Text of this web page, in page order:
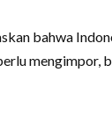
bahwa
mengimpor,